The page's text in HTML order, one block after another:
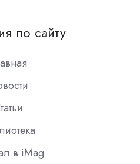
Slack
по сайту
в iMag